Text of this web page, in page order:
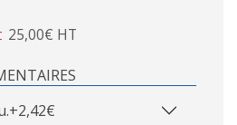
25,00€ HT
+2,42€